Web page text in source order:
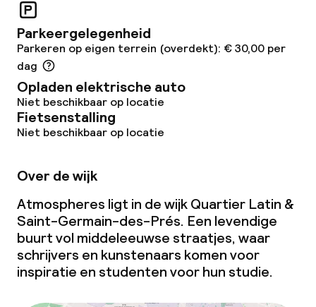
Parkeergelegenheid
Parkeren op eigen terrein (overdekt): € 30,00 per
dag
Opladen elektrische auto
Niet beschikbaar op locatie
Fietsenstalling
Niet beschikbaar op locatie
Over de wijk
Atmospheres ligt in de wijk Quartier Latin &
Saint-Germain-des-Prés. Een levendige
buurt vol middeleeuwse straatjes, waar
schrijvers en kunstenaars komen voor
inspiratie en studenten voor hun studie.